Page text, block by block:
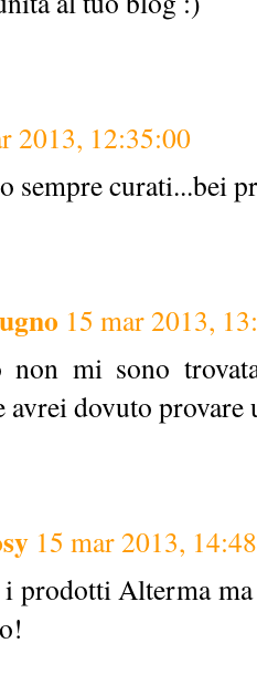
2013, 12:35:00
sempre curati...bei
15 mar 2013,
non mi sono
avrei dovuto
15 mar 2013,
prodotti Alterma